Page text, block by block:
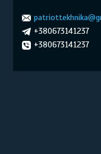
+380673141237
+380673141237